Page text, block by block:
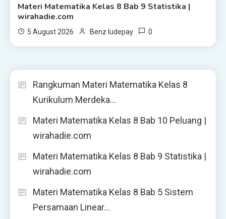
Materi Matematika Kelas 8 Bab 9 Statistika |
wirahadie.com
5 August 2026 Benz ludepay 0
Rangkuman Materi Matematika Kelas 8
Kurikulum Merdeka…
Materi Matematika Kelas 8 Bab 10 Peluang |
wirahadie.com
Materi Matematika Kelas 8 Bab 9 Statistika |
wirahadie.com
Materi Matematika Kelas 8 Bab 5 Sistem
Persamaan Linear…